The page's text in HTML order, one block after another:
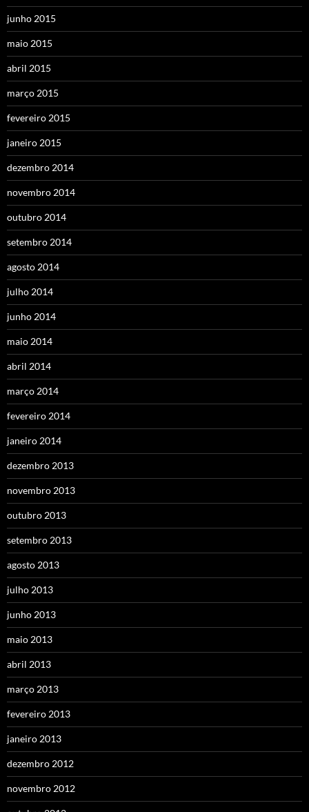
junho 2015
maio 2015
abril 2015
março 2015
fevereiro 2015
janeiro 2015
dezembro 2014
novembro 2014
outubro 2014
setembro 2014
agosto 2014
julho 2014
junho 2014
maio 2014
abril 2014
março 2014
fevereiro 2014
janeiro 2014
dezembro 2013
novembro 2013
outubro 2013
setembro 2013
agosto 2013
julho 2013
junho 2013
maio 2013
abril 2013
março 2013
fevereiro 2013
janeiro 2013
dezembro 2012
novembro 2012